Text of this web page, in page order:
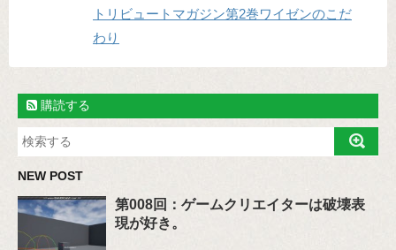
トリビュートマガジン第2巻ワイゼンのこだ
わり
購読する
NEW POST
第008回：ゲームクリエイターは破壊表
現が好き。